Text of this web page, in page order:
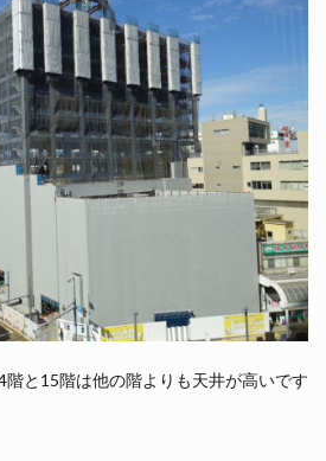
と15階は他の階よりも天井が高いです